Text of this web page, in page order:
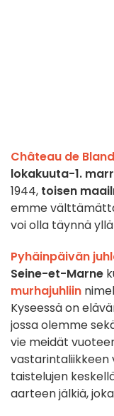
Château de
lokakuuta-1.
1944, toisen
emme
voi olla täynnä
Pyhäinpäivän
Seine-et-Marne
murhajuhliin
Kyseessä on
jossa olemme
vie meidät
vastarintaliikkeen
taistelujen
aarteen jälkiä,